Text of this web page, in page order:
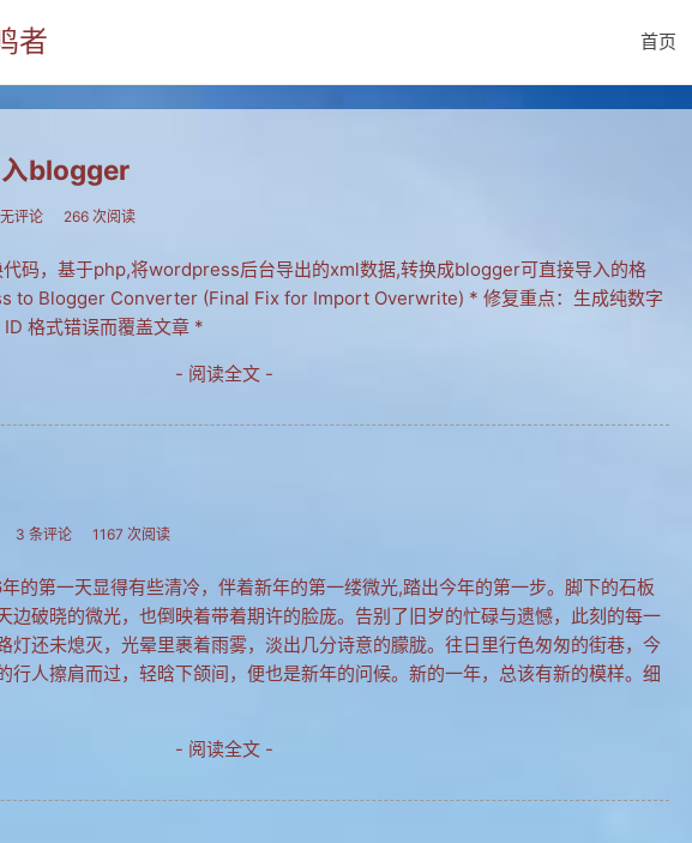
者 首页
blogger
评论 266 次阅读
码，基于php,将wordpress后台导出的xml数据,转换成blogger可直接导入的格
to Blogger Converter (Final Fix for Import Overwrite) * 修复重点：生成纯数字
格式错误而覆盖文章 *
- 阅读全文 -
3 条评论 1167 次阅读
的第一天显得有些清冷，伴着新年的第一缕微光,踏出今年的第一步。脚下的石板
边破晓的微光，也倒映着带着期许的脸庞。告别了旧岁的忙碌与遗憾，此刻的每一
灯还未熄灭，光晕里裹着雨雾，淡出几分诗意的朦胧。往日里行色匆匆的街巷，今
行人擦肩而过，轻晗下颌间，便也是新年的问候。新的一年，总该有新的模样。细
- 阅读全文 -